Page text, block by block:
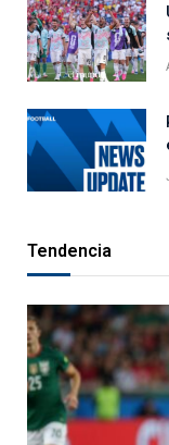
Tendencia